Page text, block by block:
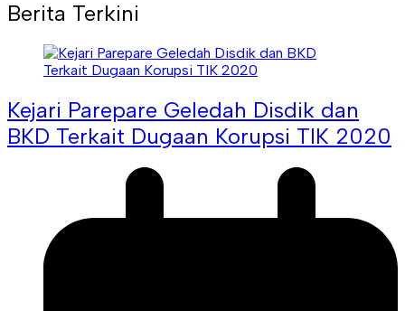
Berita Terkini
Kejari Parepare Geledah Disdik dan
BKD Terkait Dugaan Korupsi TIK 2020